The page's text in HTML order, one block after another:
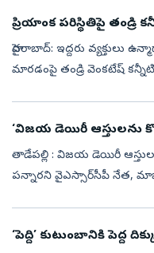
ప్రియాంక పరిస్థితిపై తండ్రి
హైదరాబాద్‌: ఇద్దరు వ్యక్తులు
మారడంపై తండ్రి వెంకటేష్‌
‘విజయ డెయిరీ ఆస్తులను
తాడేపల్లి : విజయ డెయిరీ
పన్నారని వైఎస్సార్‌సీపీ నేత,
‘పెద్ది’ కుటుంబానికి పెద్ద